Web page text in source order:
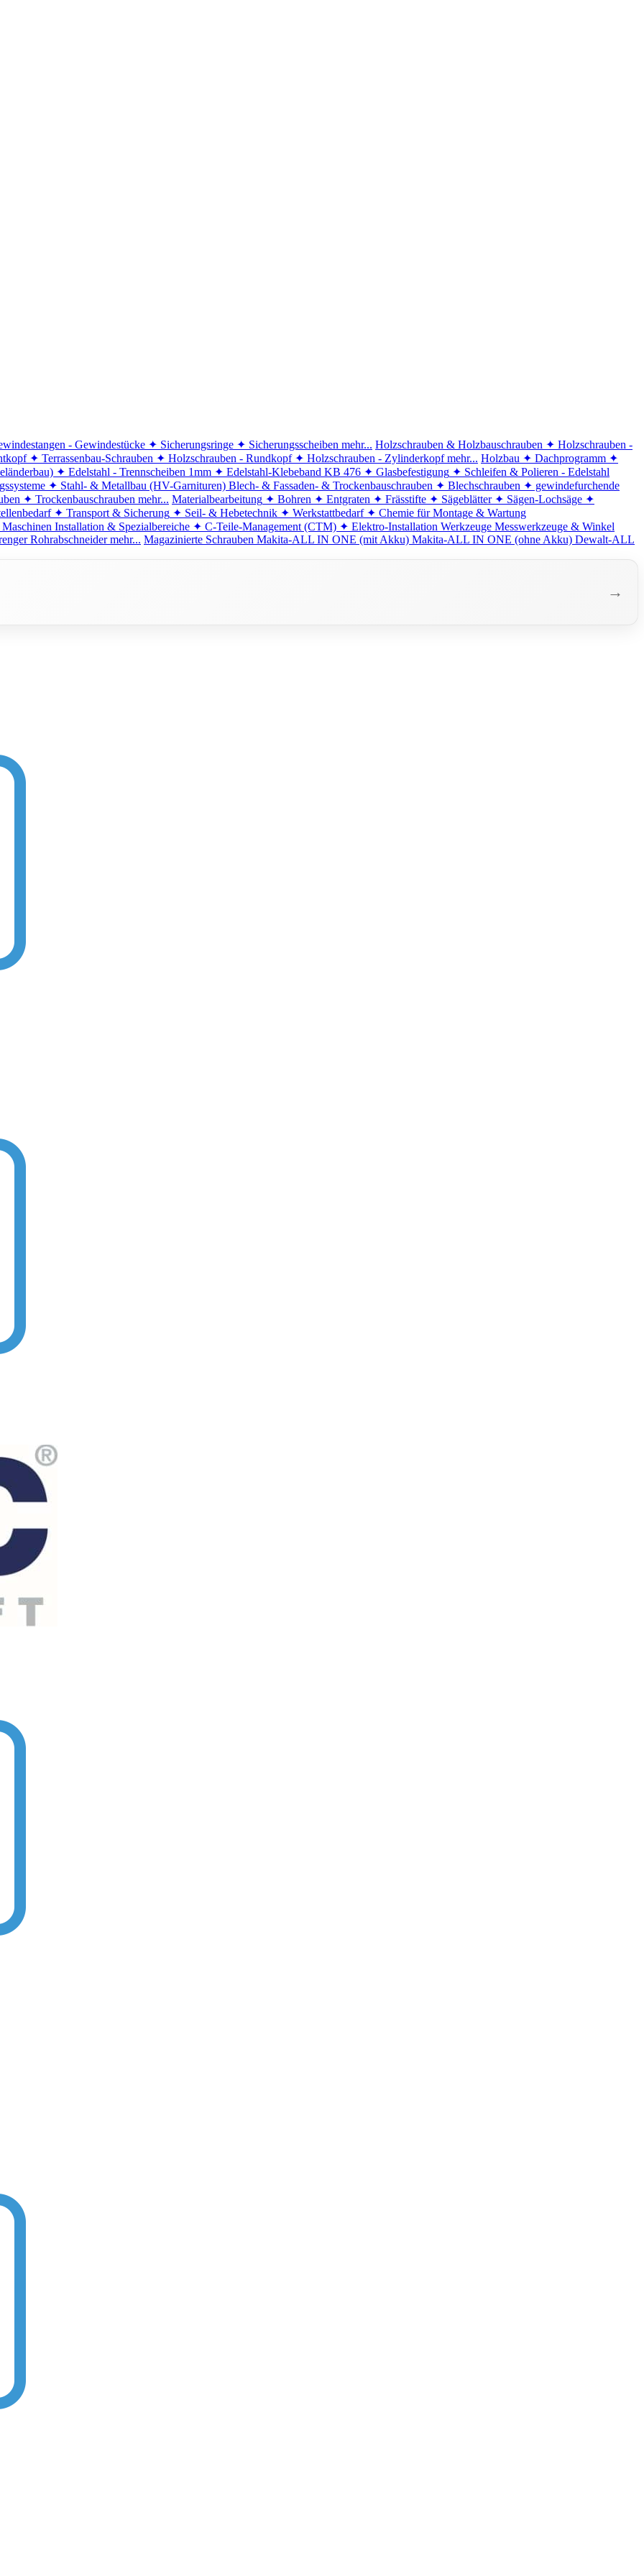
- Gewindestücke ✦ Sicherungsringe ✦ Sicherungsscheiben mehr... Holzschrauben & Holzbauschrauben ✦ Holzschrauben -
✦ Terrassenbau-Schrauben ✦ Holzschrauben - Rundkopf ✦ Holzschrauben - Zylinderkopf mehr... Holzbau ✦ Dachprogramm ✦
✦ Edelstahl - Trennscheiben 1mm ✦ Edelstahl-Klebeband KB 476 ✦ Glasbefestigung ✦ Schleifen & Polieren - Edelstahl
✦ Stahl- & Metallbau (HV-Garnituren) Blech- & Fassaden- & Trockenbauschrauben ✦ Blechschrauben ✦ gewindefurchende
✦ Trockenbauschrauben mehr... Materialbearbeitung ✦ Bohren ✦ Entgraten ✦ Frässtifte ✦ Sägeblätter ✦ Sägen-Lochsäge ✦
✦ Transport & Sicherung ✦ Seil- & Hebetechnik ✦ Werkstattbedarf ✦ Chemie für Montage & Wartung
Installation & Spezialbereiche ✦ C-Teile-Management (CTM) ✦ Elektro-Installation Werkzeuge Messwerkzeuge & Winkel
Rohrabschneider mehr... Magazinierte Schrauben Makita-ALL IN ONE (mit Akku) Makita-ALL IN ONE (ohne Akku) Dewalt-ALL
→